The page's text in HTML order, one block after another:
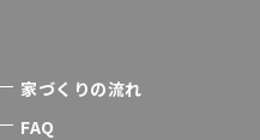
家づくりの流れ
FAQ